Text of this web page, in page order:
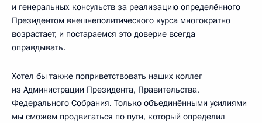
и генеральных консульств за реализацию определённого
Президентом внешнеполитического курса многократно
возрастает, и постараемся это доверие всегда
оправдывать.
Хотел бы также поприветствовать наших коллег
из Администрации Президента, Правительства,
Федерального Собрания. Только объединёнными усилиями
мы сможем продвигаться по пути, который определил